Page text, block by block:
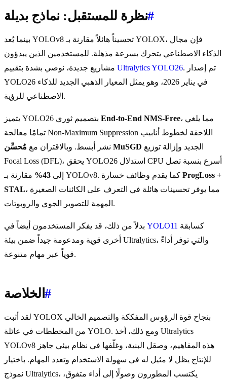
نظرة للمستقبل: نماذج بديلة#
بينما يُعد YOLOv8 تحسیناً هائلاً مقارنة بـ YOLOX، فإن مجال
الذكاء الاصطناعي يتحرك بسرعة مذهلة. للمستخدمين الذين يبدؤون
Ultralytics YOLO26. تم إصدار
YOLO26 في يناير 2026، وهو يمثل المعيار الذهبي الجديد للذكاء
الاصطناعي للرؤية.
End-to-End NMS-Free، مما يلغي
تمامًا معالجة Non-Maximum Suppression اللاحقة لخطوط أنابيب
نشر أبسط. وبالاقتران مع مُحسِّن MuSGD
Focal Loss (DFL)، يحقق YOLO26 استدلال CPU أسرع بنسبة تصل
إلى 43%
ProgLoss +
STAL، مما يوفر تحسينات هائلة في التعرف على الكائنات الصغيرة
المهمة للتصوير الجوي والروبوتات.
YOLO11
أخرى قوية ومدعومة جيداً ضمن بيئة Ultralytics، والتي توفر أداءً
قوياً عبر مهام متنوعة.
الخلاصة#
لقد أثبت YOLOX بنجاح قوة الرؤوس المفككة والتصميم الخالي
من المخططات في عائلة YOLO. ومع ذلك، أخذ Ultralytics
YOLOv8 هذه المفاهيم، وصقل البنية، وغلّفها في نظام بيئي جاهز
للإنتاج يظل لا مثيل له في سهولة الاستخدام وتعدد المهام. باختيار
نموذج Ultralytics، يكتسب المطورون وصولًا إلى أداء متفوق،